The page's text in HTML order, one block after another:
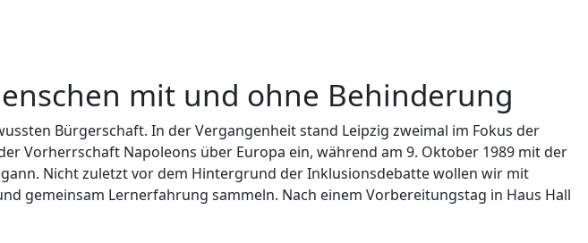
mit und ohne Behinderung
Bürgerschaft. In der Vergangenheit stand Leipzig zweimal im Fokus der
Vorherrschaft Napoleons über Europa ein, während am 9. Oktober 1989 mit der
Nicht zuletzt vor dem Hintergrund der Inklusionsdebatte wollen wir mit
gemeinsam Lernerfahrung sammeln. Nach einem Vorbereitungstag in Haus Hall